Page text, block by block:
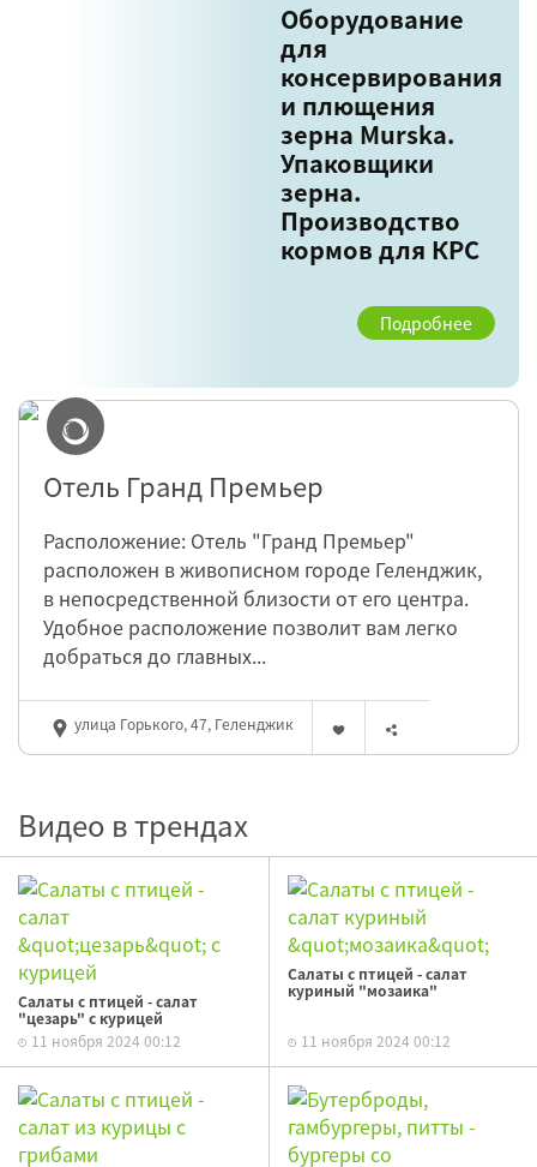
Оборудование
для
консервирования
и плющения
зерна Murska.
Упаковщики
зерна.
Производство
кормов для КРС
Подробнее
Отель Гранд Премьер
Расположение: Отель "Гранд Премьер"
расположен в живописном городе Геленджик,
в непосредственной близости от его центра.
Удобное расположение позволит вам легко
добраться до главных...
улица Горького, 47, Геленджик
Видео в трендах
Салаты с птицей - салат
"цезарь" с курицей
11 ноября 2024 00:12
Салаты с птицей - салат
куриный "мозаика"
11 ноября 2024 00:12